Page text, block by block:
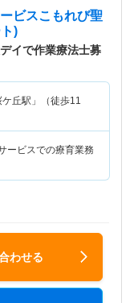
ビスこもれび聖
)
イで作業療法士募
丘駅」（徒歩11
ービスでの療育業務
わせる